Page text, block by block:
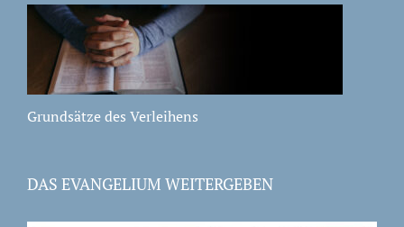
Grundsätze des Verleihens
DAS EVANGELIUM WEITERGEBEN